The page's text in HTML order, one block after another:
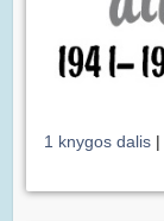
1 knygos dalis |